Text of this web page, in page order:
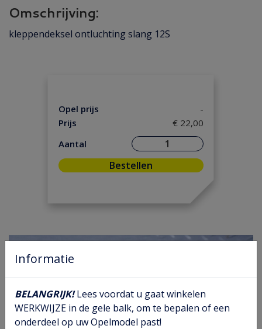
Gebruikt(48)
Gereviseerd(15)
Motorpakking/ Keerring
Versnelling/ Aandrijving
Onderhoud(2)
Ontsteking(5)
Omschrijving:
kleppendeksel ontluchting slang 12S
Opel prijs
-
Prijs
€ 22,00
Aantal
Bestellen
Informatie
BELANGRIJK!Lees voordat u gaat winkelen
WERKWIJZE in de gele balk, om te bepalen of een
onderdeel op uw Opelmodel past!